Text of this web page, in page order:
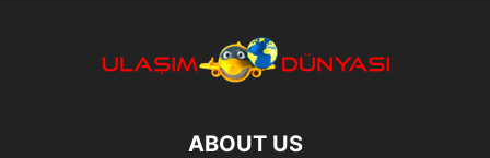
ABOUT US